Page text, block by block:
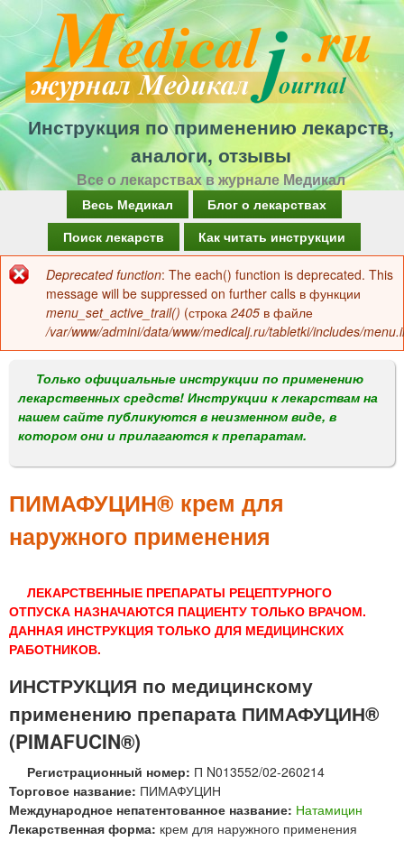
Перейти
к
основному
содержанию
Инструкция по применению лекарств,
аналоги, отзывы
Все о лекарствах в журнале Медикал
а
в
о
м
е
н
Весь Медикал
Блог о лекарствах
Поиск лекарств
Как читать инструкции
Сообщение
об
ошибке
Deprecated function: The each() function is deprecated. This
message will be suppressed on further calls в функции
menu_set_active_trail() (строка 2405 в файле
/var/www/admini/data/www/medicalj.ru/tabletki/includes/
Только официальные инструкции по применению
лекарственных средств! Инструкции к лекарствам на
нашем сайте публикуются в неизменном виде, в
котором они и прилагаются к препаратам.
ПИМАФУЦИН® крем для
наружного применения
ЛЕКАРСТВЕННЫЕ ПРЕПАРАТЫ РЕЦЕПТУРНОГО
ОТПУСКА НАЗНАЧАЮТСЯ ПАЦИЕНТУ ТОЛЬКО ВРАЧОМ.
ДАННАЯ ИНСТРУКЦИЯ ТОЛЬКО ДЛЯ МЕДИЦИНСКИХ
РАБОТНИКОВ.
ИНСТРУКЦИЯ по медицинскому
применению препарата ПИМАФУЦИН®
(PIMAFUCIN®)
Регистрационный номер: П N013552/02-260214
Торговое название: ПИМАФУЦИН
Международное непатентованное название: Натамицин
Лекарственная форма: крем для наружного применения